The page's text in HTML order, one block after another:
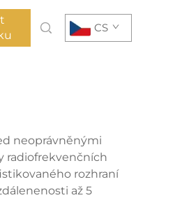
CS
neoprávněnými
radiofrekvenčních
rozhraní
až 5